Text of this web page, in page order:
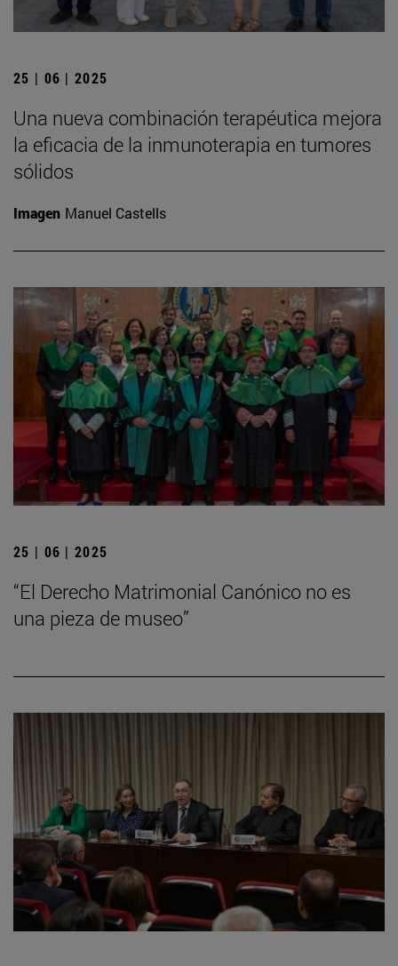
25 | 06 | 2025
Una nueva combinación terapéutica mejora
la eficacia de la inmunoterapia en tumores
sólidos
Imagen Manuel Castells
25 | 06 | 2025
“El Derecho Matrimonial Canónico no es
una pieza de museo”